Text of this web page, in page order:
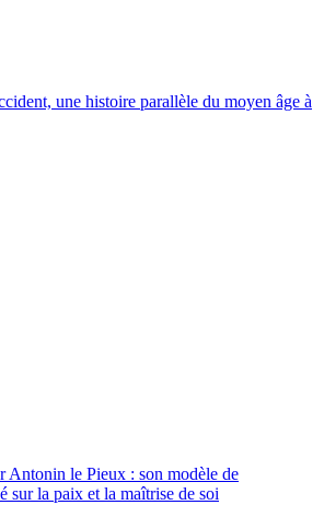
une histoire parallèle du moyen âge à
Antonin le Pieux : son modèle de
sur la paix et la maîtrise de soi